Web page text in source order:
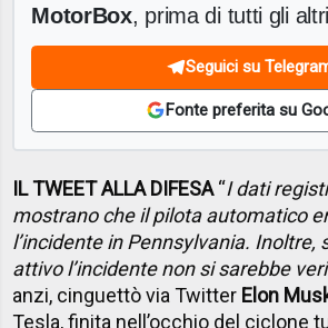
MotorBox, prima di tutti gli altri
Seguici su
Fonte preferita su
IL TWEET ALLA DIFESA“I dati
mostrano che il pilota automatico
l’incidente in Pennsylvania. Inoltre,
attivo l’incidente non si sarebbe
anzi, cinguettò via Twitter Elon
Tesla, finita nell’occhio del ciclone